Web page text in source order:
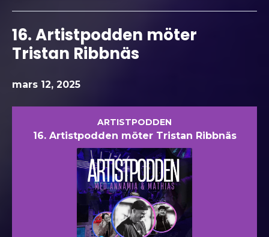
16. Artistpodden möter
Tristan Ribbnäs
mars 12, 2025